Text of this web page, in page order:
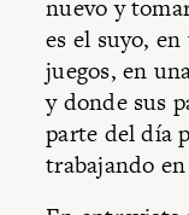
nuevo y
es el suyo,
juegos, en
y donde sus
parte del día
trabajando